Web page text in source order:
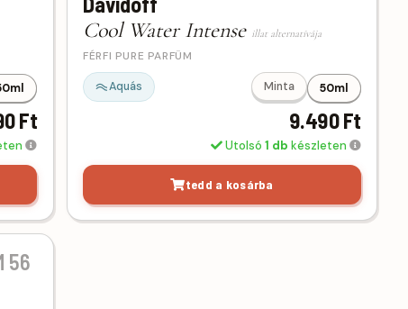
Ft
Cool Water Intense illat alternatívája
FÉRFI PURE PARFÜM
Aquás Minta 50ml
9.490 Ft
Utolsó 1 db készleten
tedd a kosárba
56